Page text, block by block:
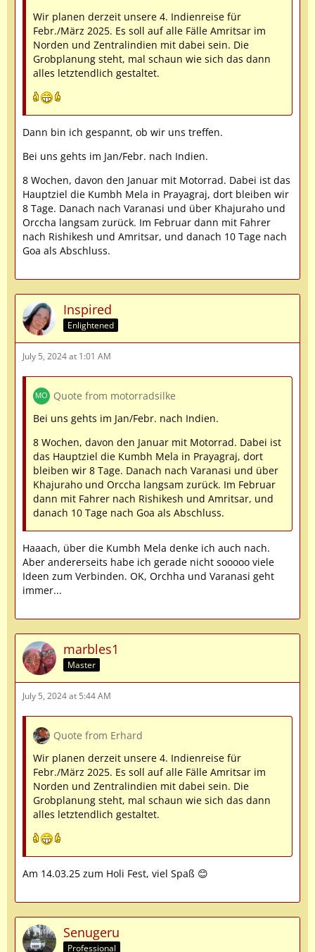
Wir planen derzeit unsere 4. Indienreise für
Febr./März 2025. Es soll auf alle Fälle Amritsar im
Norden und Zentralindien mit dabei sein. Die
Grobplanung steht, mal schaun wie sich das dann
alles letztendlich gestaltet.
Dann bin ich gespannt, ob wir uns treffen.
Bei uns gehts im Jan/Febr. nach Indien.
8 Wochen, davon den Januar mit Motorrad. Dabei ist das
Hauptziel die Kumbh Mela in Prayagraj, dort bleiben wir
8 Tage. Danach nach Varanasi und über Khajuraho und
Orccha langsam zurück. Im Februar dann mit Fahrer
nach Rishikesh und Amritsar, und danach 10 Tage nach
Goa als Abschluss.
Inspired
Enlightened
July 5, 2024 at 1:01 AM
Quote from motorradsilke
Bei uns gehts im Jan/Febr. nach Indien.
8 Wochen, davon den Januar mit Motorrad. Dabei ist
das Hauptziel die Kumbh Mela in Prayagraj, dort
bleiben wir 8 Tage. Danach nach Varanasi und über
Khajuraho und Orccha langsam zurück. Im Februar
dann mit Fahrer nach Rishikesh und Amritsar, und
danach 10 Tage nach Goa als Abschluss.
Haaach, über die Kumbh Mela denke ich auch nach.
Aber andererseits habe ich gerade nicht sooooo viele
Ideen zum Verbinden. OK, Orchha und Varanasi geht
immer...
marbles1
Master
July 5, 2024 at 5:44 AM
Quote from Erhard
Wir planen derzeit unsere 4. Indienreise für
Febr./März 2025. Es soll auf alle Fälle Amritsar im
Norden und Zentralindien mit dabei sein. Die
Grobplanung steht, mal schaun wie sich das dann
alles letztendlich gestaltet.
Am 14.03.25 zum Holi Fest, viel Spaß 😊
Senugeru
Professional